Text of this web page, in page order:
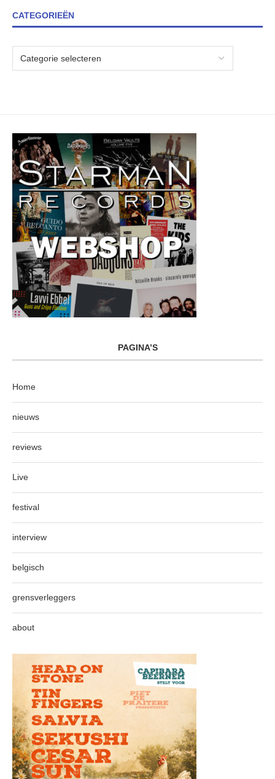
CATEGORIEËN
PAGINA’S
Home
nieuws
reviews
Live
festival
interview
belgisch
grensverleggers
about